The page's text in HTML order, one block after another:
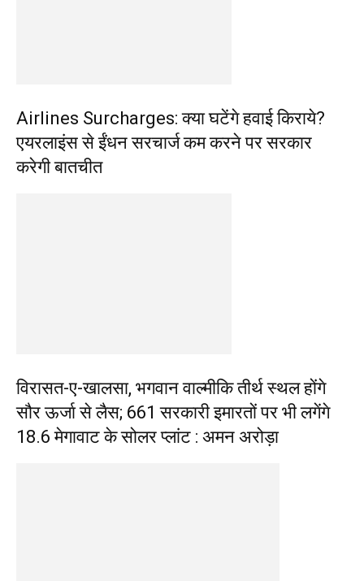
Airlines Surcharges: क्या घटेंगे हवाई किराये?
एयरलाइंस से ईंधन सरचार्ज कम करने पर सरकार
करेगी बातचीत
विरासत-ए-खालसा, भगवान वाल्मीकि तीर्थ स्थल होंगे
सौर ऊर्जा से लैस; 661 सरकारी इमारतों पर भी लगेंगे
18.6 मेगावाट के सोलर प्लांट : अमन अरोड़ा